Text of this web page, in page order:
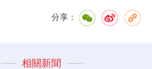
分享：
相關新聞